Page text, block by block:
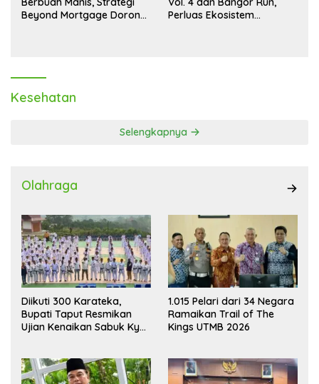
Beyond Mortgage Dorong
Perluas Ekosistem
Kesehatan
Selengkapnya
Olahraga
Diikuti 300 Karateka,
Bupati Taput Resmikan
Ujian Kenaikan Sabuk Kyu
1.015 Pelari dari 34 Negara
Ramaikan Trail of The
Kings UTMB 2026